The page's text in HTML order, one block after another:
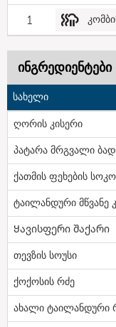
1
სახელი
ღორის კისერი
პატარა მრგვალი
ქათმის ფეხების სოკო
ტაილანდური მწვანე
Ყავისფერი შაქარი
თევზის სოუსი
ქოქოსის რძე
ახალი ტაილანდური